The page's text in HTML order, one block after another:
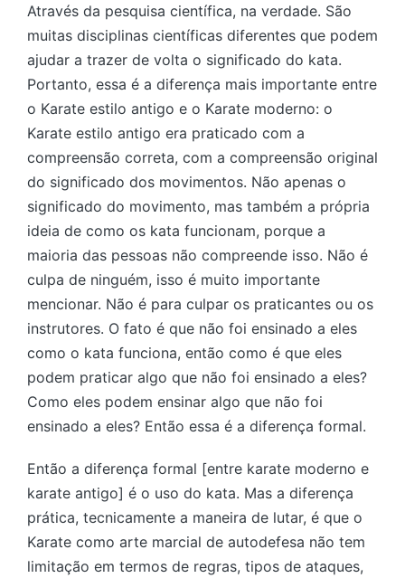
Através da pesquisa científica, na verdade. São
muitas disciplinas científicas diferentes que podem
ajudar a trazer de volta o significado do kata.
Portanto, essa é a diferença mais importante entre
o Karate estilo antigo e o Karate moderno: o
Karate estilo antigo era praticado com a
compreensão correta, com a compreensão original
do significado dos movimentos. Não apenas o
significado do movimento, mas também a própria
ideia de como os kata funcionam, porque a
maioria das pessoas não compreende isso. Não é
culpa de ninguém, isso é muito importante
mencionar. Não é para culpar os praticantes ou os
instrutores. O fato é que não foi ensinado a eles
como o kata funciona, então como é que eles
podem praticar algo que não foi ensinado a eles?
Como eles podem ensinar algo que não foi
ensinado a eles? Então essa é a diferença formal.
Então a diferença formal [entre karate moderno e
karate antigo] é o uso do kata. Mas a diferença
prática, tecnicamente a maneira de lutar, é que o
Karate como arte marcial de autodefesa não tem
limitação em termos de regras, tipos de ataques,